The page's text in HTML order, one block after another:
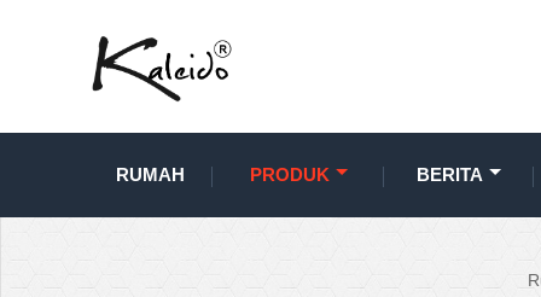
RUMAH PRODUK BERITA